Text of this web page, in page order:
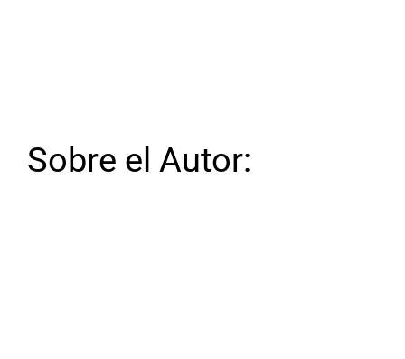
Sobre el Autor: